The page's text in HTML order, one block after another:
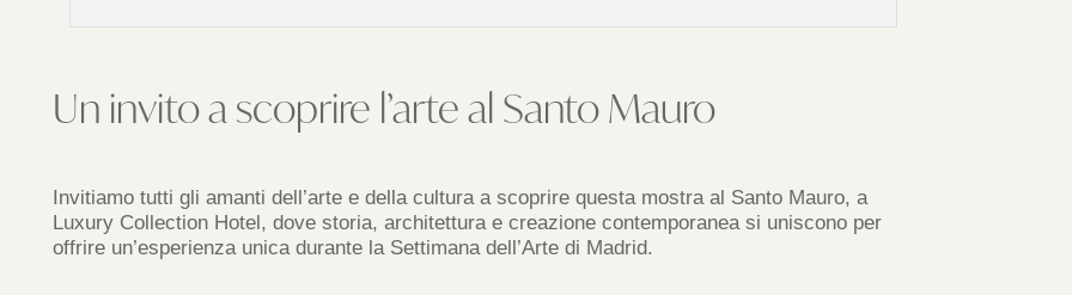
Un invito a scoprire l’arte al Santo Mauro
Invitiamo tutti gli amanti dell’arte e della cultura a scoprire questa mostra al Santo Mauro, a
Luxury Collection Hotel, dove storia, architettura e creazione contemporanea si uniscono per
offrire un’esperienza unica durante la Settimana dell’Arte di Madrid.